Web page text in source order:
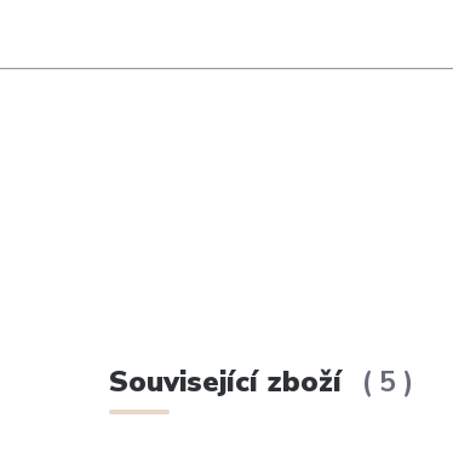
Související zboží 5